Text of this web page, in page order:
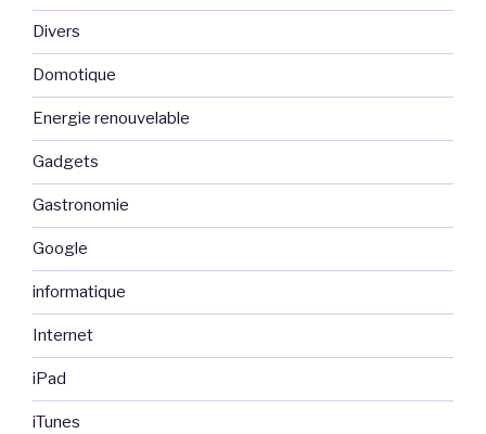
Divers
Domotique
Energie renouvelable
Gadgets
Gastronomie
Google
informatique
Internet
iPad
iTunes